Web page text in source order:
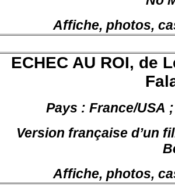
Affiche, photos,
ECHEC AU ROI, de
Pays : France/USA
Version française d’un
Affiche, photos,